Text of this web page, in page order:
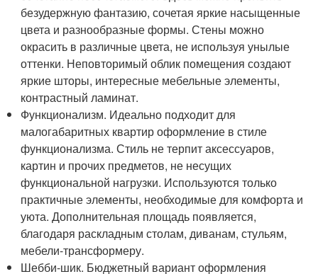
безудержную фантазию, сочетая яркие насыщенные
цвета и разнообразные формы. Стены можно
окрасить в различные цвета, не используя унылые
оттенки. Неповторимый облик помещения создают
яркие шторы, интересные мебельные элементы,
контрастный ламинат.
Функционализм. Идеально подходит для
малогабаритных квартир оформление в стиле
функционализма. Стиль не терпит аксессуаров,
картин и прочих предметов, не несущих
функциональной нагрузки. Используются только
практичные элементы, необходимые для комфорта и
уюта. Дополнительная площадь появляется,
благодаря раскладным столам, диванам, стульям,
мебели-трансформеру.
Шебби-шик. Бюджетный вариант оформления